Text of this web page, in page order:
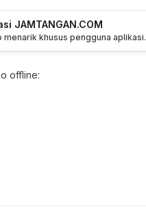
JAMTANGAN.COM
khusus pengguna aplikasi.
offline: